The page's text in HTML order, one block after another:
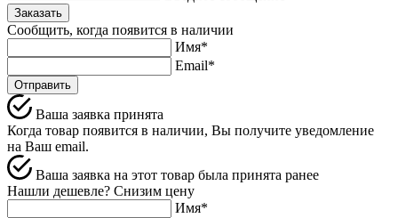
Заказать
Сообщить, когда появится в наличии
Имя*
Email*
Отправить
Ваша заявка принята
Когда товар появится в наличии, Вы получите уведомление
на Ваш email.
Ваша заявка на этот товар была принята ранее
Нашли дешевле? Снизим цену
Имя*